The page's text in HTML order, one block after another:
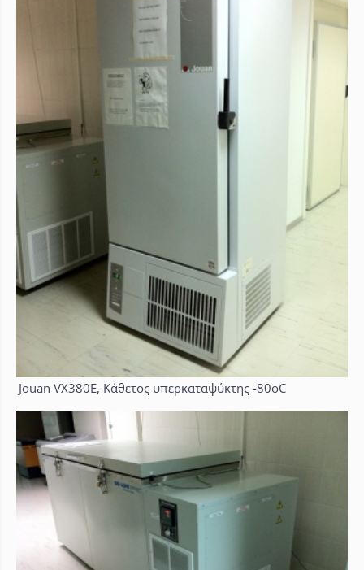
Jouan VX380E, Κάθετος υπερκαταψύκτης -80oC